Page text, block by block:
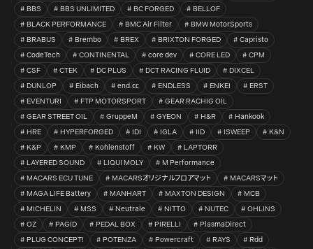
BBS
BBS UNLIMITED BC FORGED
BELLOF
BLACK PERFORMANCE
BMC Air Filter
BMW MotorSports
BRABUS
Brembo BREX BRIXTON FORGED
Capristo
CodeTech
CONTINENTAL core dev CORE LED
CPM
CSF
CTEK DC PLUS DCT RACING FLUID
DIXCEL
DUNLOP
Eibach end.㏄ ENDLESS ENKEI
ERST
EVENTURI
FTP MOTORSPORT
GEAR RACHIG OIL
GEAR STREET OIL
GruppeM GYEON H&R
Hankook
HRE
HYPERFORGED IDI IGLA IID ISWEEP
K&N
K&P
KMP Kohlenstoff KW
LAPTORR
LAYERED SOUND
LIQUI MOLY
M Performance
MACARS ECU TUNE
MACARSオリジナルフロアマット
MACARSマット
MAGA LIFE Battery
MANHART MAXTON DESIGN
MCB
MICHELIN
MSS Neutrale NITTO NUTEC
OHLINS
OZ
PAGID PEDAL BOX PIRELLI
PlasmaDirect
PLUG CONCEPT!
POTENZA Powercraft RAYS
Rdd